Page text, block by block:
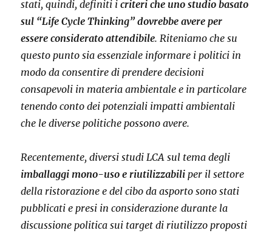
stati, quindi, definiti icriteri che uno studio basato
sul “Life Cycle Thinking” dovrebbe avere per
essere considerato attendibile. Riteniamo che su
questo punto sia essenziale informare i politici in
modo da consentire di prendere decisioni
consapevoli in materia ambientale e in particolare
tenendo conto dei potenziali impatti ambientali
che le diverse politiche possono avere.
Recentemente, diversi studi LCA sul tema degli
imballaggi mono-uso e riutilizzabili per il settore
della ristorazione e del cibo da asporto sono stati
pubblicati e presi in considerazione durante la
discussione politica sui target di riutilizzo proposti